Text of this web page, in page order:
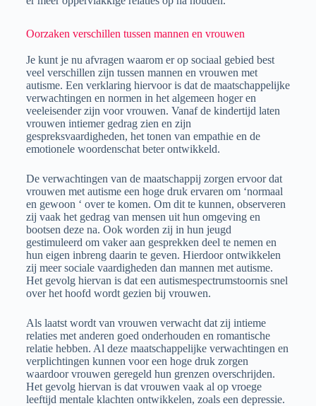
Oorzaken verschillen tussen mannen en vrouwen
Je kunt je nu afvragen waarom er op sociaal gebied best
veel verschillen zijn tussen mannen en vrouwen met
autisme. Een verklaring hiervoor is dat de maatschappelijke
verwachtingen en normen in het algemeen hoger en
veeleisender zijn voor vrouwen. Vanaf de kindertijd laten
vrouwen intiemer gedrag zien en zijn
gespreksvaardigheden, het tonen van empathie en de
emotionele woordenschat beter ontwikkeld.
De verwachtingen van de maatschappij zorgen ervoor dat
vrouwen met autisme een hoge druk ervaren om ‘normaal
en gewoon ‘ over te komen. Om dit te kunnen, observeren
zij vaak het gedrag van mensen uit hun omgeving en
bootsen deze na. Ook worden zij in hun jeugd
gestimuleerd om vaker aan gesprekken deel te nemen en
hun eigen inbreng daarin te geven. Hierdoor ontwikkelen
zij meer sociale vaardigheden dan mannen met autisme.
Het gevolg hiervan is dat een autismespectrumstoornis snel
over het hoofd wordt gezien bij vrouwen.
Als laatst wordt van vrouwen verwacht dat zij intieme
relaties met anderen goed onderhouden en romantische
relatie hebben. Al deze maatschappelijke verwachtingen en
verplichtingen kunnen voor een hoge druk zorgen
waardoor vrouwen geregeld hun grenzen overschrijden.
Het gevolg hiervan is dat vrouwen vaak al op vroege
leeftijd mentale klachten ontwikkelen, zoals een depressie.